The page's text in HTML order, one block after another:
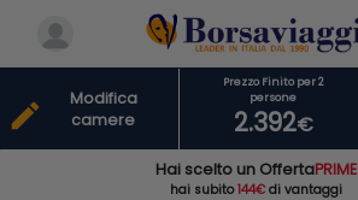
Prezzo Finito per 2
persone
2.392€
edit
Modifica
camere
Hai scelto un OffertaPRIME
hai subito144€di vantaggi